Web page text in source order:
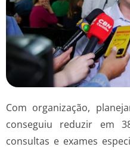
Com organização,
conseguiu reduzir em
consultas e exames